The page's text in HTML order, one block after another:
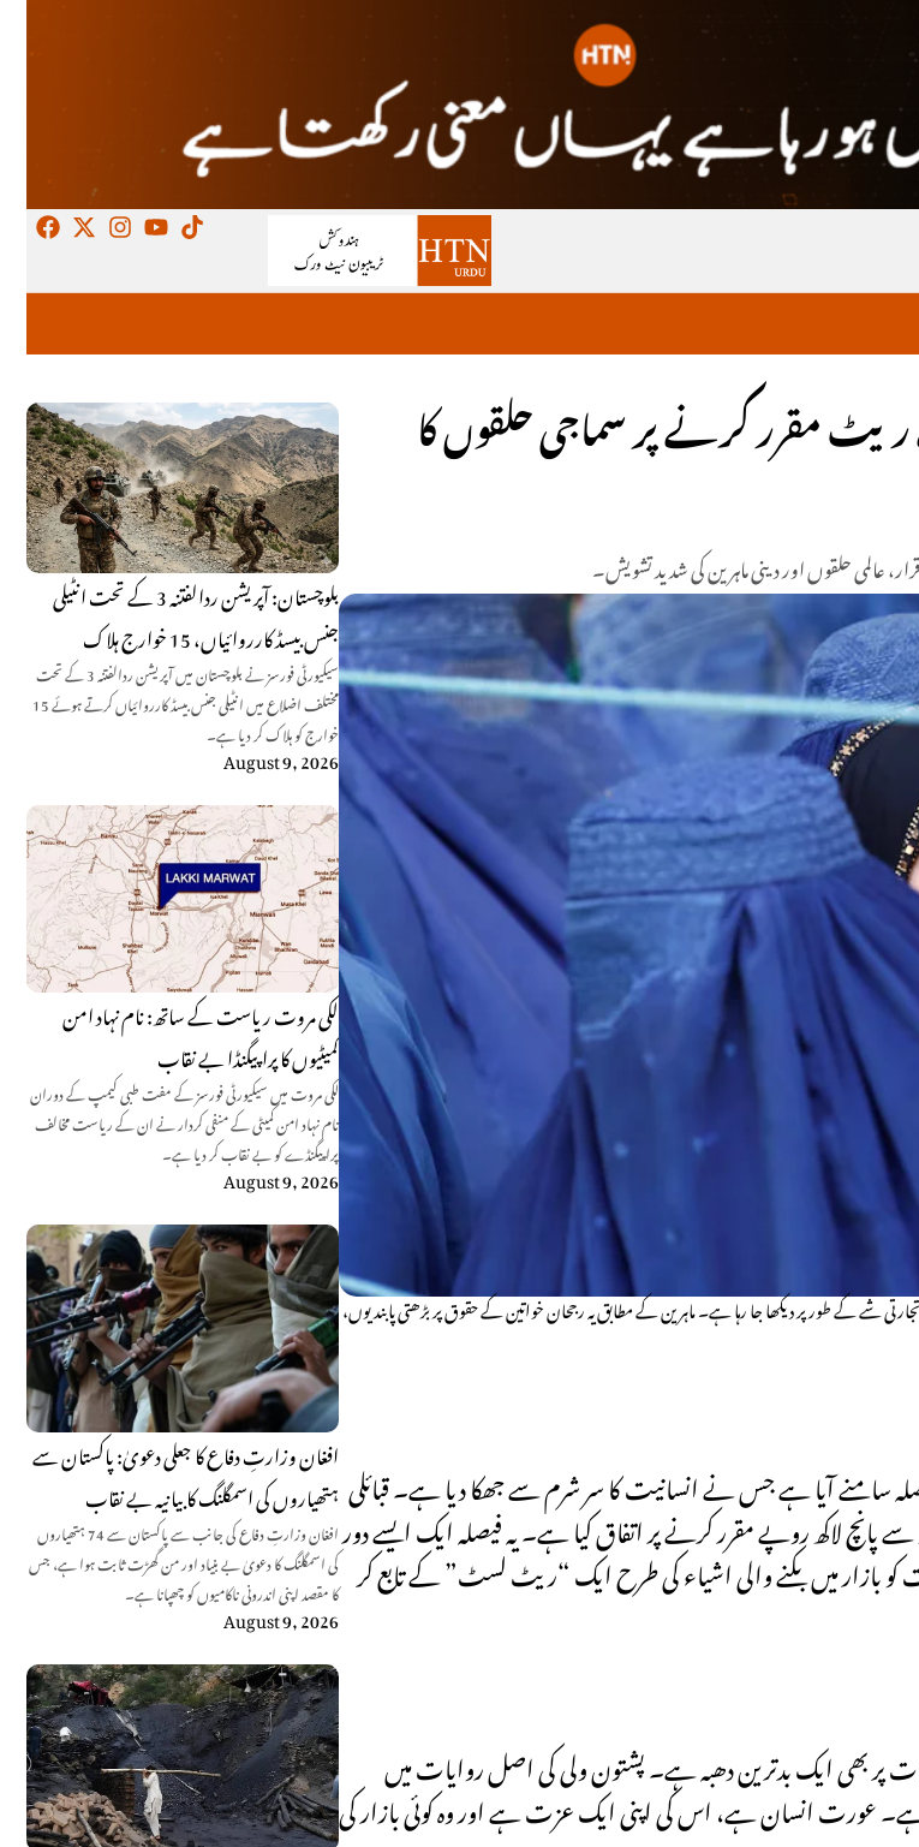
بلوچستان: آپریشن ردالفتنہ 3 کے تحت انٹیلی
جنس بیسڈ کارروائیاں، 15 خوارج ہلاک
سیکیورٹی فورسز نے بلوچستان میں آپریشن ردالفتنہ 3 کے تحت
مختلف اضلاع میں انٹیلی جنس بیسڈ کارروائیاں کرتے ہوئے 15
خوارج کو ہلاک کر دیا ہے۔
August 9, 2026
لکی مروت ریاست کے ساتھ: نام نہاد امن
کمیٹیوں کا پراپیگنڈا بے نقاب
لکی مروت میں سیکیورٹی فورسز کے مفت طبی کیمپ کے دوران
نام نہاد امن کمیٹی کے منفی کردار نے ان کے ریاست مخالف
پراپیگنڈے کو بے نقاب کر دیا ہے۔
August 9, 2026
افغان وزارتِ دفاع کا جعلی دعویٰ: پاکستان سے
ہتھیاروں کی اسمگلنگ کا بیانیہ بے نقاب
افغان وزارتِ دفاع کی جانب سے پاکستان سے 74 ہتھیاروں
کی اسمگلنگ کا دعویٰ بے بنیاد اور من گھڑت ثابت ہوا ہے، جس
کا مقصد اپنی اندرونی ناکامیوں کو چھپانا ہے۔
August 9, 2026
ریٹ مقرر کرنے پر سماجی حلقوں کا
عالمی حلقوں اور دینی ماہرین کی شدید تشویش۔
کے طور پر دیکھا جا رہا ہے۔ ماہرین کے مطابق یہ رجحان خواتین کے حقوق پر بڑھتی پابندیوں،
سامنے آیا ہے جس نے انسانیت کا سر شرم سے جھکا دیا ہے۔ قبائلی
پانچ لاکھ روپے مقرر کرنے پر اتفاق کیا ہے۔ یہ فیصلہ ایک ایسے دور
کو بازار میں بکنے والی اشیاء کی طرح ایک “ریٹ لسٹ” کے تابع کر
پر بھی ایک بدترین دھبہ ہے۔ پشتون ولی کی اصل روایات میں
عورت انسان ہے، اس کی اپنی ایک عزت ہے اور وہ کوئی بازار کی